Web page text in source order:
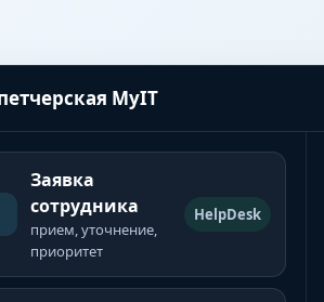
MyIT
Заявка
сотрудника
прием, уточнение,
приоритет
HelpDesk